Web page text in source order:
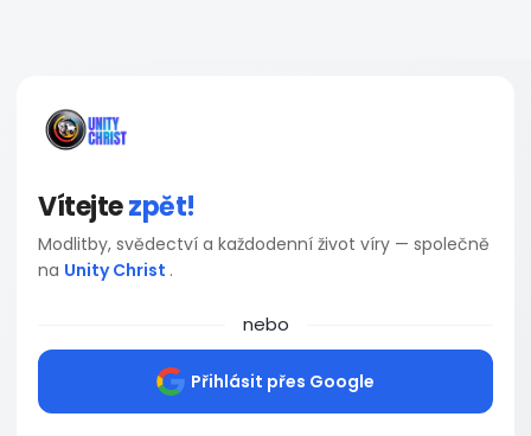
Vítejtezpět!
Modlitby, svědectví a každodenní život víry — společně
na Unity Christ .
nebo
Přihlásit přes Google